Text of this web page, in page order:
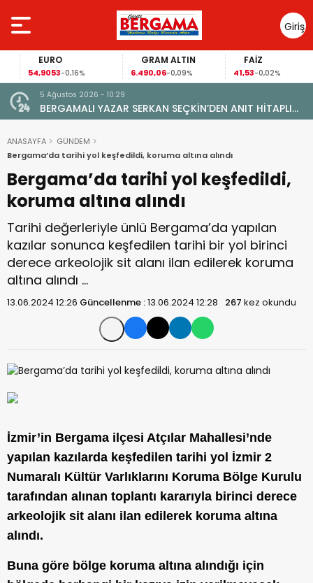
Giriş
Yap
EURO
54,9053-0,16%
GRAM ALTIN
6.490,06-0,09%
FAİZ
41,53-0,02%
5 Ağustos 2026 - 10:29
BERGAMALI YAZAR SERKAN SEÇKİN’DEN ANIT HİTAPLI
KİTAP: “PERGAMON’DAN ARTVİN’E”
ANASAYFA
GÜNDEM
Bergama’da tarihi yol keşfedildi, koruma altına alındı
Bergama’da tarihi yol keşfedildi,
koruma altına alındı
Tarihi değerleriyle ünlü Bergama’da yapılan
kazılar sonunca keşfedilen tarihi bir yol birinci
derece arkeolojik sit alanı ilan edilerek koruma
altına alındı …
13.06.2024 12:26 Güncellenme :13.06.2024 12:28 267 kez okundu
İzmir’in Bergama ilçesi Atçılar Mahallesi’nde
yapılan kazılarda keşfedilen tarihi yol İzmir 2
Numaralı Kültür Varlıklarını Koruma Bölge Kurulu
tarafından alınan toplantı kararıyla birinci derece
arkeolojik sit alanı ilan edilerek koruma altına
alındı.
Buna göre bölge koruma altına alındığı için